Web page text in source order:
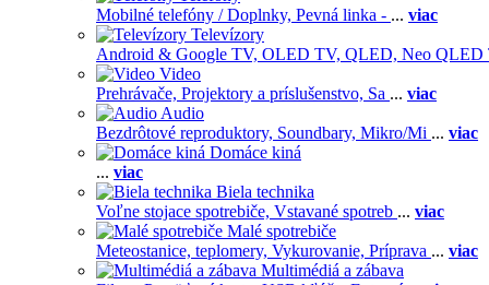
Mobilné telefóny / Doplnky, Pevná linka - ... viac
Televízory
Android & Google TV, OLED TV, QLED, Neo QLED
Video
Prehrávače, Projektory a príslušenstvo, Sa ... viac
Audio
Bezdrôtové reproduktory, Soundbary, Mikro/Mi ... viac
Domáce kiná
... viac
Biela technika
Voľne stojace spotrebiče, Vstavané spotreb ... viac
Malé spotrebiče
Meteostanice, teplomery, Vykurovanie, Príprava ... viac
Multimédiá a zábava